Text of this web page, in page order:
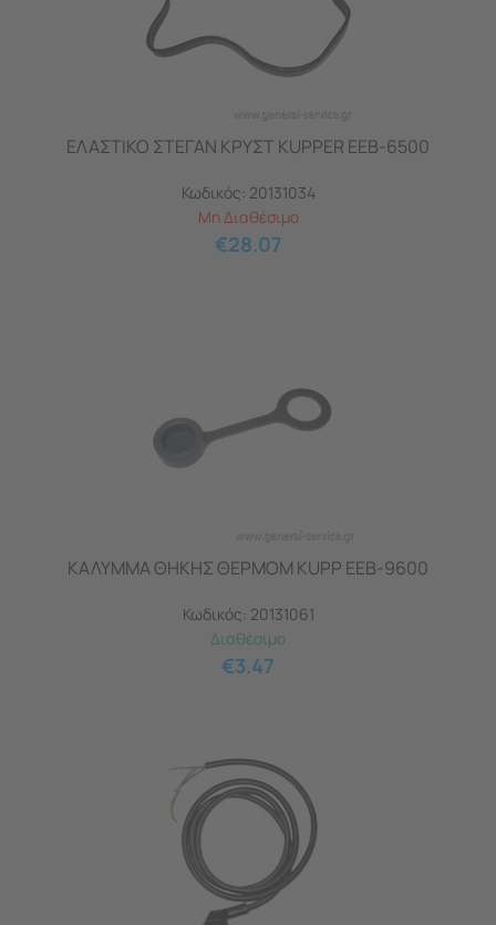
ΕΛΑΣΤΙΚΟ ΣΤΕΓΑΝ ΚΡΥΣΤ KUPPER ΕΕB-6500
Κωδικός: 20131034
Μη Διαθέσιμο
€28.07
ΚΑΛΥΜΜΑ ΘΗΚΗΣ ΘΕΡΜΟΜ KUPP EEB-9600
Κωδικός: 20131061
Διαθέσιμο
€3.47